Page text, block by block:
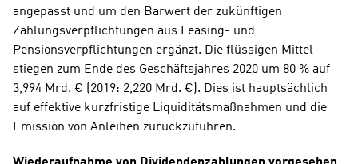
angepasst und um den Barwert der zukünftigen
Zahlungsverpflichtungen aus Leasing- und
Pensionsverpflichtungen ergänzt. Die flüssigen Mittel
stiegen zum Ende des Geschäftsjahres 2020 um 80 % auf
3,994 Mrd. € (2019: 2,220 Mrd. €). Dies ist hauptsächlich
auf effektive kurzfristige Liquiditätsmaßnahmen und die
Emission von Anleihen zurückzuführen.